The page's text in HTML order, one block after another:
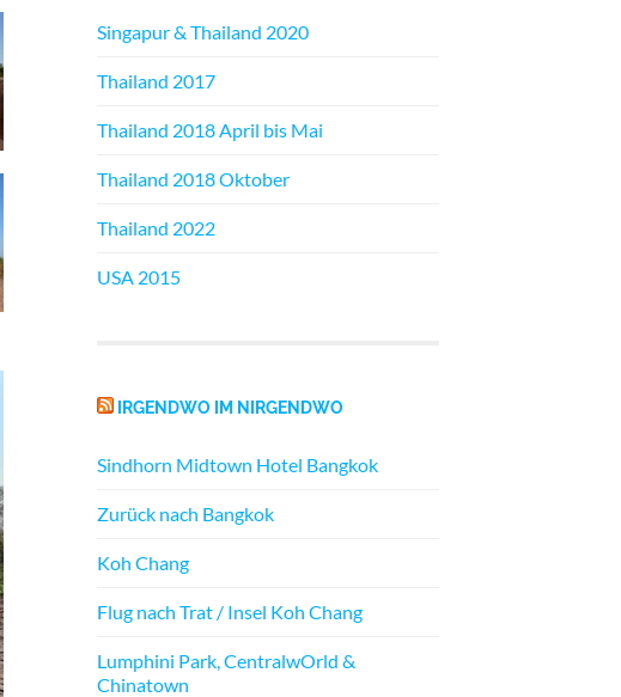
Singapur & Thailand 2020
Thailand 2017
Thailand 2018 April bis Mai
Thailand 2018 Oktober
Thailand 2022
USA 2015
IRGENDWO IM NIRGENDWO
Sindhorn Midtown Hotel Bangkok
Zurück nach Bangkok
Koh Chang
Flug nach Trat / Insel Koh Chang
Lumphini Park, CentralwOrld &
Chinatown